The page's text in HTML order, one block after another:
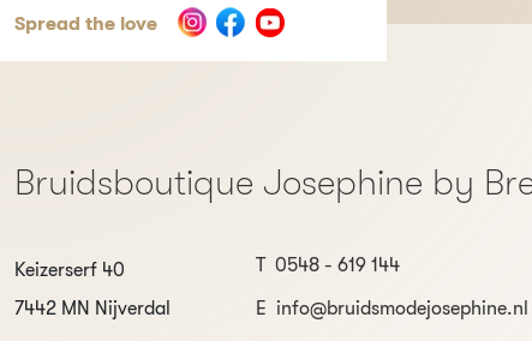
Spread the love
Bruidsboutique Josephine by
Keizerserf 40
7442 MN Nijverdal
T 0548 - 619 144
E info@bruidsmodejosephine.nl